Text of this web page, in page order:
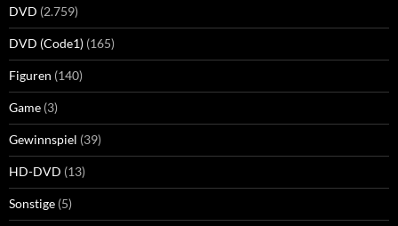
DVD (2.759)
DVD (Code1) (165)
Figuren (140)
Game (3)
Gewinnspiel (39)
HD-DVD (13)
Sonstige (5)